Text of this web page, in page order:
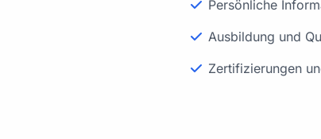
Persönliche
Ausbildung und
Zertifizierungen